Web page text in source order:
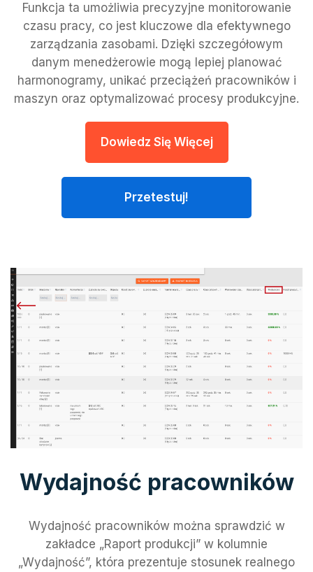
Funkcja ta umożliwia precyzyjne monitorowanie
czasu pracy, co jest kluczowe dla efektywnego
zarządzania zasobami. Dzięki szczegółowym
danym menedżerowie mogą lepiej planować
harmonogramy, unikać przeciążeń pracowników i
maszyn oraz optymalizować procesy produkcyjne.
Dowiedz Się Więcej
Przetestuj!
Wydajność pracowników
Wydajność pracowników można sprawdzić w
zakładce „Raport produkcji” w kolumnie
„Wydajność”, która prezentuje stosunek realnego